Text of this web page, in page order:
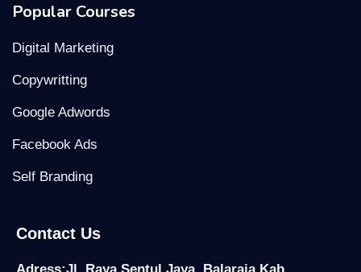
Popular Courses
Digital Marketing
Copywritting
Google Adwords
Facebook Ads
Self Branding
Contact Us